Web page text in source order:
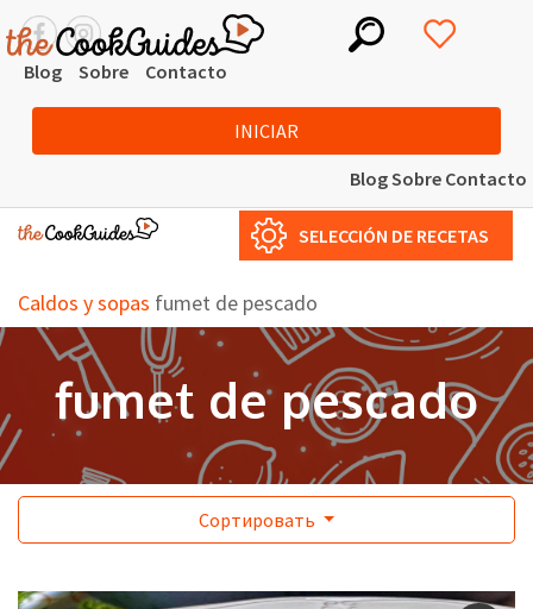
Blog Sobre Contacto
INICIAR
BlogSobre Contacto
SELECCIÓN DE RECETAS
Caldos y sopas fumet de pescado
fumet de pescado
Сортировать